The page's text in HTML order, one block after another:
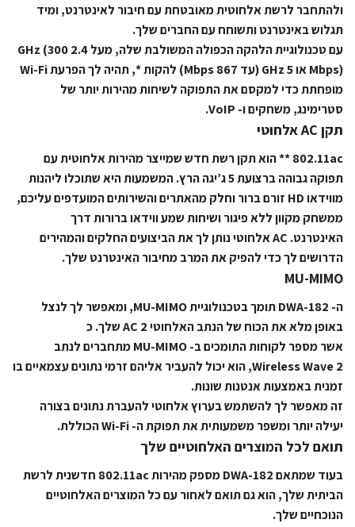
ולהתחבר לרשת אלחוטית מאובטחת עם חיבור לאינטרנט, ומיד
תגלוש באינטרנט ותשוחח עם החברים שלך.
עם טכנולוגיית הלהקה הכפולה המשולבת שלה, מעל 2.4 GHz (300
Mbps) או 5 GHz (עד 867 Mbps) להקות *, תהיה לך הפרעת Wi-Fi
מופחתת כדי למקסם את התפוקה לשיחות מהירות יותר של
סטרימינג, משחקים ו- VoIP.
תקן AC אלחוטי
802.11ac ** הוא תקן רשת חדש שמייצר מהירות אלחוטית עם
תפוקה גבוהה ברצועת 5 ג’יגה הרץ. המשמעות היא שתוכלו ליהנות
מווידאו HD זורם ברור וחלק מהאתרים והשירותים המועדפים עליכם,
ממשחק מקוון ללא פיגור ושיחות שמע ווידאו ברורות דרך
האינטרנט. AC אלחוטי נותן לך את הביצועים החלקים והמהירים
הדרושים לך כדי להפיק את המרב מחיבור האינטרנט שלך.
MU-MIMO
ה- DWA-182 תומך בטכנולוגיית MU-MIMO, ומאפשר לך לנצל
באופן מלא את הכוח של הנתב האלחוטי AC 2 שלך. כ
אשר מספר לקוחות התומכים ב- MU-MIMO מתחברים לנתב
Wireless Wave 2, הוא יכול להעביר אליהם זרמי נתונים עצמאיים בו
זמנית באמצעות אנטנות שונות.
זה מאפשר לך להשתמש בערוץ אלחוטי להעברת נתונים בצורה
יעילה יותר ומשפר משמעותית את תפוקת ה- Wi-Fi הכוללת.
תואם לכל המוצרים האלחוטיים שלך
בעוד שמתאם DWA-182 מספק מהירות 802.11ac חדשנית לרשת
הביתית שלך, הוא גם תואם לאחור עם כל המוצרים האלחוטיים
הנוכחיים שלך.